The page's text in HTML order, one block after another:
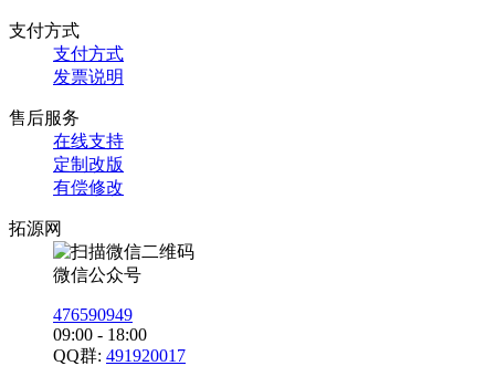
支付方式
支付方式
发票说明
售后服务
在线支持
定制改版
有偿修改
拓源网
微信公众号
476590949
09:00 - 18:00
QQ群: 491920017